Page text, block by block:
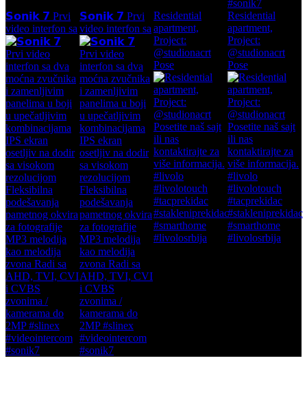
𝗦𝗼𝗻𝗶𝗸 𝟳 Prvi
video interfon sa
𝗦𝗼𝗻𝗶𝗸 𝟳 Prvi
video interfon sa
Residential
apartment,
Project:
@studionacrt
Pose
Residential
apartment,
Project:
@studionacrt
Pose